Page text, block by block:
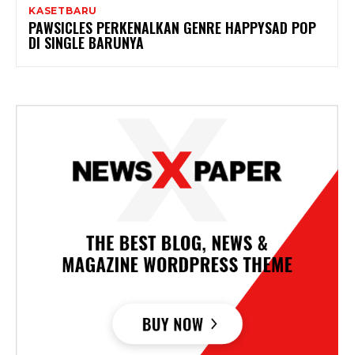
KASETBARU
PAWSICLES PERKENALKAN GENRE HAPPYSAD POP
DI SINGLE BARUNYA